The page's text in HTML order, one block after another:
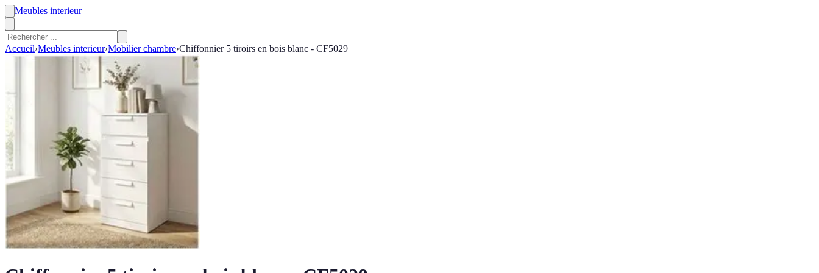
Meubles interieur
Accueil›Meubles interieur›Mobilier chambre›Chiffonnier 5 tiroirs en bois blanc - CF5029